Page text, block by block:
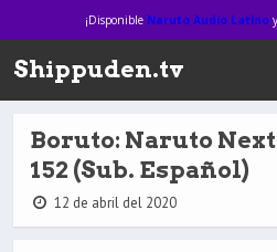
¡Disponible Naruto Audio Latinoy
Shippuden.tv
Boruto: Naruto
152 (Sub. Español)
12 de abril del 2020